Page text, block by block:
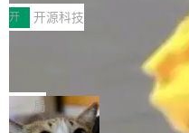
持续开源更多基于UCL-
件。 腾讯网平团队在UCL-
个独立于业务线程的全局通信
经开始引入 AI Coding 工具，
型或企业内部部署模型提升研
Coding 从个人辅助工具逐步
级应用，企业在规模化落地过
可控性和代码质量提出了更高
安全与合规要求。对于大多数
智能应用典型案例名单》，集
各领域的应用成果，覆盖技术
产品应用、支撑保障、专题等
AI算力网关（AI创新平台）成
各业的Agent走向规模化建设
渐丰富，用户关注的重点也在
开 开源科技
Jeff Dean 离开 Google：
束，一个实验室的开始
Google 员工编号 20。
Bigtable 作者之一。
Gemini 的架构师。Google 首
局